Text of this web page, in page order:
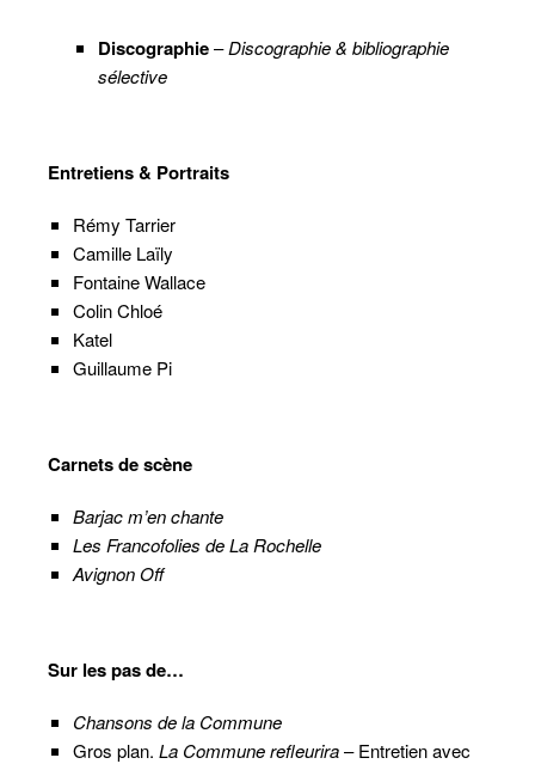
Discographie–Discographie & bibliographie
sélective
Entretiens & Portraits
Rémy Tarrier
Camille Laïly
Fontaine Wallace
Colin Chloé
Katel
Guillaume Pi
Carnets de scène
Barjac m’en chante
Les Francofolies de La Rochelle
Avignon Off
Sur les pas de…
Chansons de la Commune
Gros plan. La Commune refleurira– Entretien avec